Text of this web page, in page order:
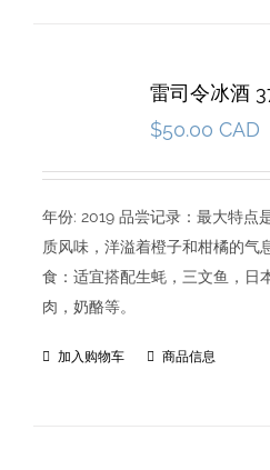
雷司令冰酒
$50.00 CAD
年份: 2019 品尝记录：最大特点
质风味，洋溢着橙子和柑橘的气
食：适宜搭配生蚝，三文鱼，日
肉，奶酪等。
加入购物车 商品信息